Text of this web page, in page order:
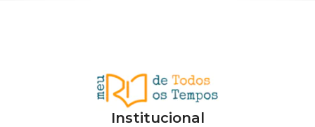
Institucional